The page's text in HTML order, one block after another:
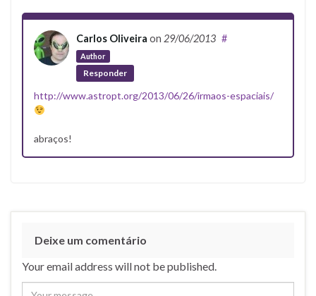
Carlos Oliveira on 29/06/2013
Author
#
Responder
http://www.astropt.org/2013/06/26/irmaos-espaciais/
abraços!
Deixe um comentário
Your email address will not be published.